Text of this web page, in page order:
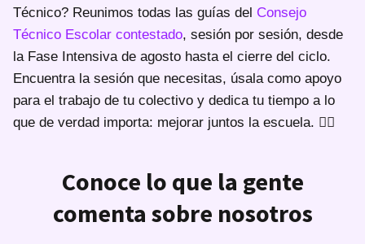
Técnico? Reunimos todas las guías del Consejo
Técnico Escolar contestado, sesión por sesión, desde
la Fase Intensiva de agosto hasta el cierre del ciclo.
Encuentra la sesión que necesitas, úsala como apoyo
para el trabajo de tu colectivo y dedica tu tiempo a lo
que de verdad importa: mejorar juntos la escuela. 🙋‍♀️
Conoce lo que la gente
comenta sobre nosotros